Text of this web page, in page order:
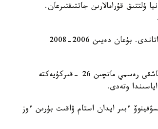
ۇلتتىق قۇرامالارىن جاتتىقتىرعان.
ول قازاقستان ۇلتتىق قۇراماسىن باسقارعان ەكىنشى نيدەرلاندتىق مامان اتاندى. بۇعان دەيىن 2006-2008
دجون ۆانت سحيپ جەتەكشىلىك ەتەتىن قازاقستان ۇلتتىق قۇراماسى العاشقى رەسمي ماتچىن 26 -قىركۇيەكتە
وتەدى.
ءبىر ايدان استام ۋاقىت بۇرىن ءوز